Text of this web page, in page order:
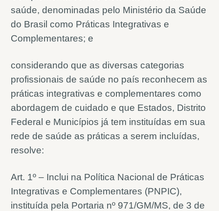
saúde, denominadas pelo Ministério da Saúde
do Brasil como Práticas Integrativas e
Complementares; e
considerando que as diversas categorias
profissionais de saúde no país reconhecem as
práticas integrativas e complementares como
abordagem de cuidado e que Estados, Distrito
Federal e Municípios já tem instituídas em sua
rede de saúde as práticas a serem incluídas,
resolve:
Art. 1º – Inclui na Política Nacional de Práticas
Integrativas e Complementares (PNPIC),
instituída pela Portaria nº 971/GM/MS, de 3 de